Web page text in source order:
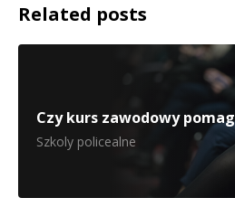
Related posts
Czy kurs zawodowy
Szkoly policealne